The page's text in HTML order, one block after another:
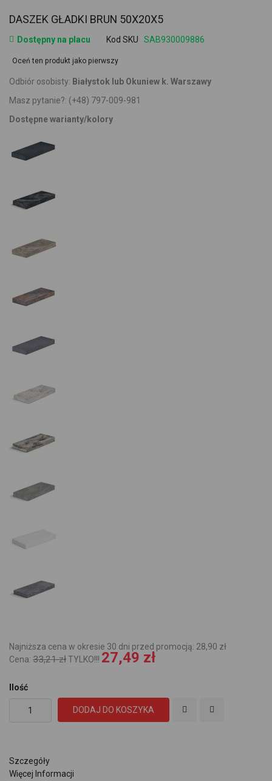
DASZEK GŁADKI BRUN 50X20X5
Dostępny na placu Kod SKU SAB930009886
Oceń ten produkt jako pierwszy
Odbiór osobisty: Białystok lub Okuniew k. Warszawy
Masz pytanie?: (+48) 797-009-981
Dostępne warianty/kolory
Najniższa cena w okresie 30 dni przed promocją: 28,90 zł
Cena: 33,21 złTYLKO!!! 27,49 zł
Ilość
DODAJ DO KOSZYKA
Szczegóły
Więcej Informacji